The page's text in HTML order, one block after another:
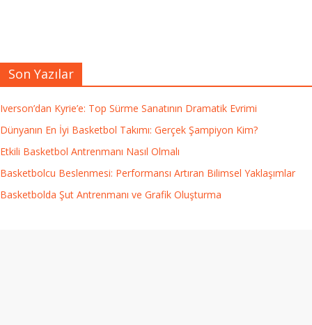
Son Yazılar
Iverson’dan Kyrie’e: Top Sürme Sanatının Dramatik Evrimi
Dünyanın En İyi Basketbol Takımı: Gerçek Şampiyon Kim?
Etkili Basketbol Antrenmanı Nasıl Olmalı
Basketbolcu Beslenmesi: Performansı Artıran Bilimsel Yaklaşımlar
Basketbolda Şut Antrenmanı ve Grafik Oluşturma